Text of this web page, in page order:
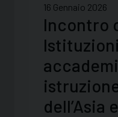
16 Gennaio 2026
Incontro
Istituzioni
dell’Asia